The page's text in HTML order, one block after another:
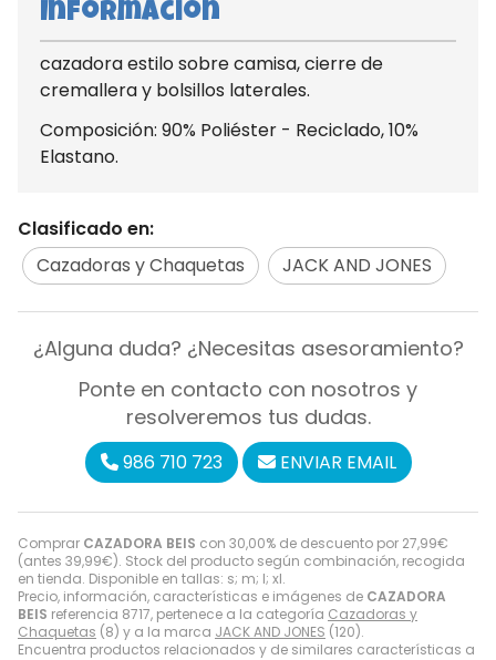
Comprar CAZADORA BEIS con 30,00% de descuento por 27,99€
(antes 39,99€). Stock del producto según combinación, recogida
en tienda. Disponible en tallas: s; m; l; xl.
Precio, información, características e imágenes de CAZADORA
BEIS referencia 8717, pertenece a la categoría Cazadoras y
Chaquetas (8) y a la marca JACK AND JONES (120).
Encuentra productos relacionados y de similares características a
Información
cazadora estilo sobre camisa, cierre de
cremallera y bolsillos laterales.
Composición: 90% Poliéster - Reciclado, 10%
Elastano.
Clasificado en:
Cazadoras y Chaquetas
JACK AND JONES
¿Alguna duda? ¿Necesitas asesoramiento?
Ponte en contacto con nosotros y
resolveremos tus dudas.
986 710 723 ENVIAR EMAIL